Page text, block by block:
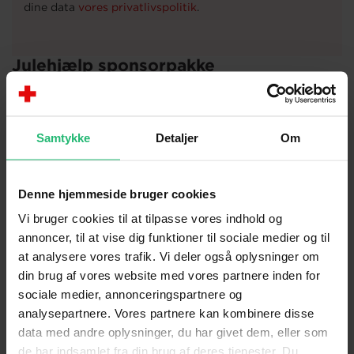
Samtykke Detaljer Om
Denne hjemmeside bruger cookies
Vi bruger cookies til at tilpasse vores indhold og
annoncer, til at vise dig funktioner til sociale medier og til
at analysere vores trafik. Vi deler også oplysninger om
din brug af vores website med vores partnere inden for
sociale medier, annonceringspartnere og
analysepartnere. Vores partnere kan kombinere disse
data med andre oplysninger, du har givet dem, eller som
de har indsamlet fra din brug af deres tjenester. Du
Julehjælp sponsorpakke
Når I donerer min 5000 kr. plus moms modtager I
indeholder Some billede, diplom, julekort, e-
samarbejdspartnere om jeres engagement i Røde
Modelfoto: AdobeStock
Det betyder rigtig meget at få en
håndsrækning her i julen. Så kan